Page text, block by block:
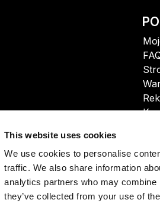
This website uses cookies
We use cookies to personalise
traffic. We also share information
analytics partners who may combine
they’ve collected from your use of